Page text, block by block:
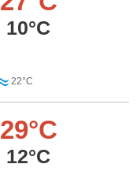
10°C
22°C
29°C
12°C